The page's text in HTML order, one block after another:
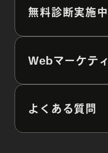
無料診断実施中
Webマーケテ
よくある質問